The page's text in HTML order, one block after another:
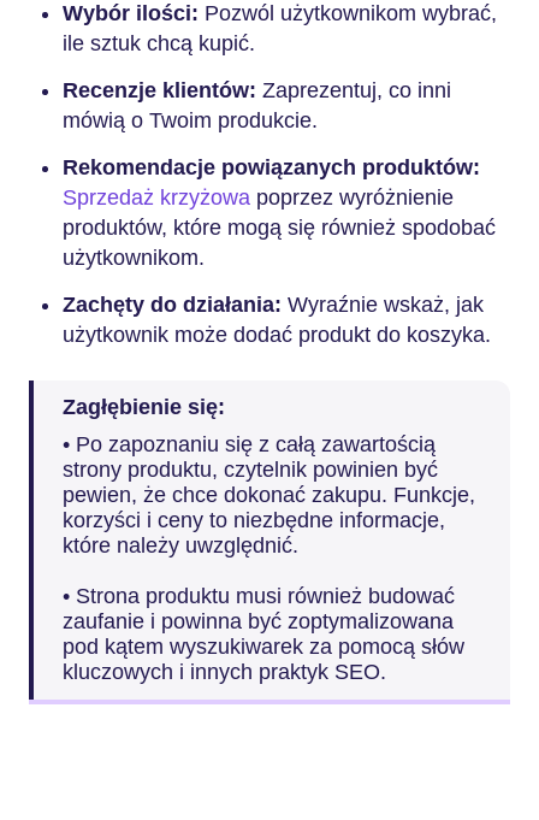
Wybór ilości: Pozwól użytkownikom wybrać,
ile sztuk chcą kupić.
Recenzje klientów: Zaprezentuj, co inni
mówią o Twoim produkcie.
Rekomendacje powiązanych produktów:
Sprzedaż krzyżowa poprzez wyróżnienie
produktów, które mogą się również spodobać
użytkownikom.
Zachęty do działania: Wyraźnie wskaż, jak
użytkownik może dodać produkt do koszyka.
Zagłębienie się:
• Po zapoznaniu się z całą zawartością
strony produktu, czytelnik powinien być
pewien, że chce dokonać zakupu. Funkcje,
korzyści i ceny to niezbędne informacje,
które należy uwzględnić.
• Strona produktu musi również budować
zaufanie i powinna być zoptymalizowana
pod kątem wyszukiwarek za pomocą słów
kluczowych i innych praktyk SEO.